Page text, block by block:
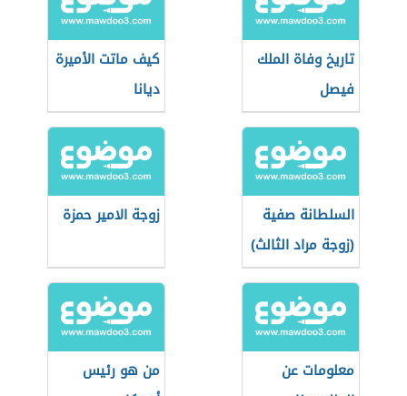
تاريخ وفاة الملك
فيصل
كيف ماتت الأميرة
ديانا
السلطانة صفية
(زوجة مراد الثالث)
زوجة الامير حمزة
معلومات عن
من هو رئيس